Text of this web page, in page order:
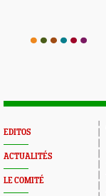
EDITOS
ACTUALITÉS
LE COMITÉ